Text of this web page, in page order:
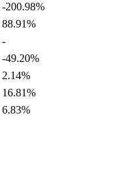
-200.98%
88.91%
-
-49.20%
2.14%
16.81%
6.83%